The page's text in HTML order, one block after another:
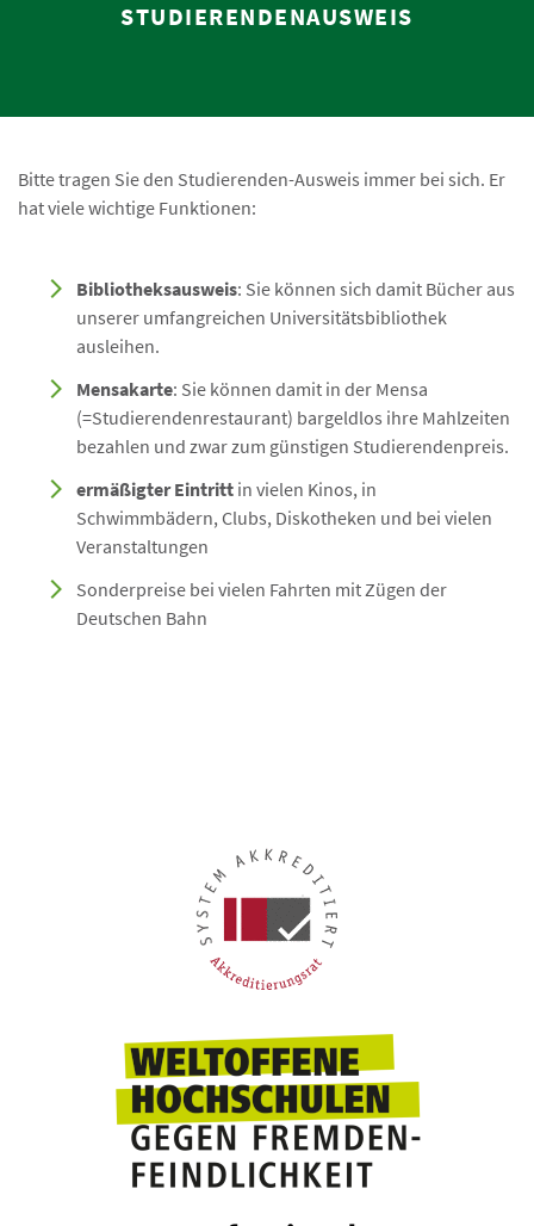
STUDIERENDENAUSWEIS
Bitte tragen Sie den Studierenden-Ausweis immer bei sich. Er
hat viele wichtige Funktionen:
Bibliotheksausweis: Sie können sich damit Bücher aus
unserer umfangreichen Universitätsbibliothek
ausleihen.
Mensakarte: Sie können damit in der Mensa
(=Studierendenrestaurant) bargeldlos ihre Mahlzeiten
bezahlen und zwar zum günstigen Studierendenpreis.
ermäßigter Eintritt in vielen Kinos, in
Schwimmbädern, Clubs, Diskotheken und bei vielen
Veranstaltungen
Sonderpreise bei vielen Fahrten mit Zügen der
Deutschen Bahn